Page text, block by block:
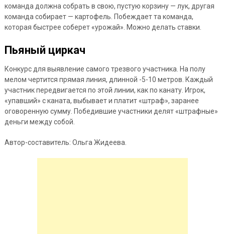
команда должна собрать в свою, пустую корзину — лук, другая
команда собирает — картофель. Побеждает та команда,
которая быстрее соберет «урожай». Можно делать ставки.
Пьяный циркач
Конкурс для выявление самого трезвого участника. На полу
мелом чертится прямая линия, длинной -5-10 метров. Каждый
участник передвигается по этой линии, как по канату. Игрок,
«упавший» с каната, выбывает и платит «штраф», заранее
оговоренную сумму. Победившие участники делят «штрафные»
деньги между собой.
Автор-составитель: Ольга Жидеева.